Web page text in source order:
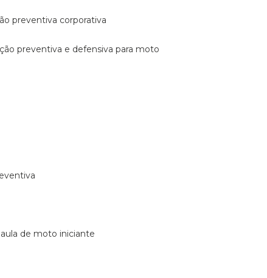
preventiva corporativa
preventiva e defensiva para moto
aula de moto iniciante